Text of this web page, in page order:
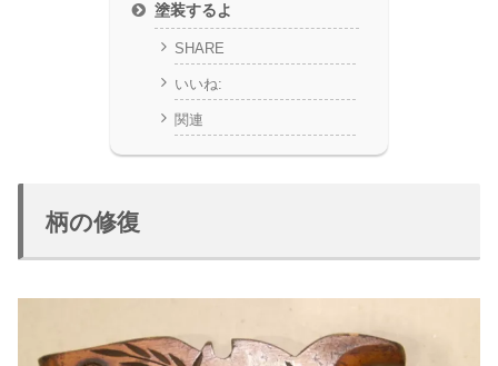
塗装するよ
SHARE
いいね:
関連
柄の修復